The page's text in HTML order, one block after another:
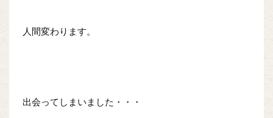
人間変わります。
出会ってしまいました・・・